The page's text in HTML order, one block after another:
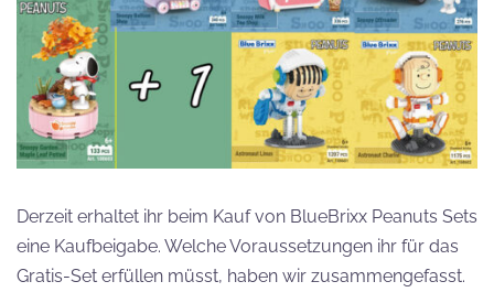
Derzeit erhaltet ihr beim Kauf von BlueBrixx Peanuts Sets
eine Kaufbeigabe. Welche Voraussetzungen ihr für das
Gratis-Set erfüllen müsst, haben wir zusammengefasst.